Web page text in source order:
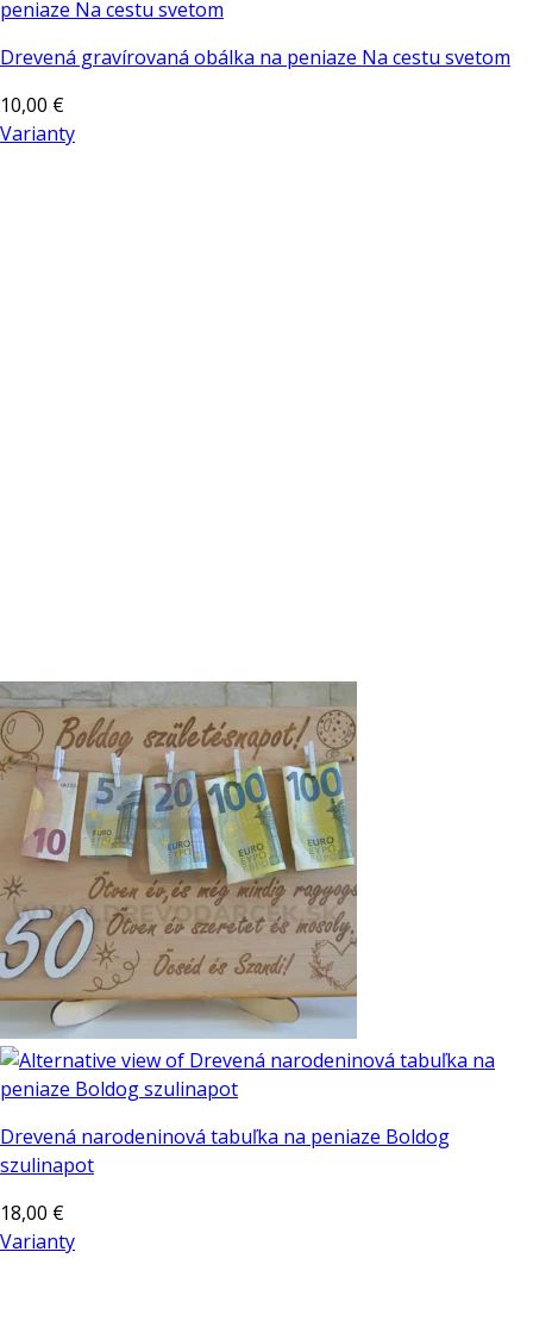
Drevená gravírovaná obálka na peniaze Na cestu svetom
10,00 €
Varianty
Drevená narodeninová tabuľka na peniaze Boldog
szulinapot
18,00 €
Varianty